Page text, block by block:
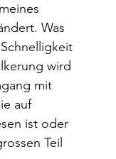
Was
wird
mit
auf
ist oder
Teil